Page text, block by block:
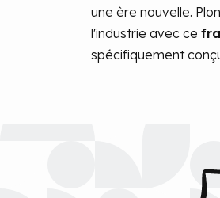
une ère nouvelle.
l'industrie avec ce
spécifiquement